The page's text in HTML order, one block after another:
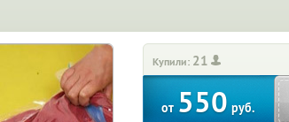
Купили: 21
от550руб.